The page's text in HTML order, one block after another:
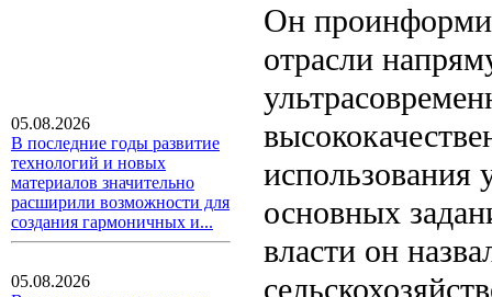
05.08.2026
В последние годы развитие
технологий и новых
материалов значительно
расширили возможности для
создания гармоничных и...
05.08.2026
Он
отрасли
использования
основных
власти он